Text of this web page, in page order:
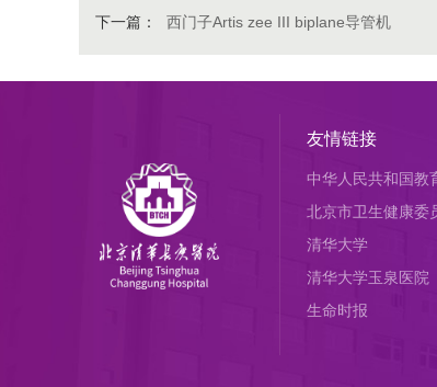
下一篇： 西门子Artis zee III biplane导管机
友情链接
中华人民共和国教
北京市卫生健康委
清华大学
清华大学玉泉医院
生命时报